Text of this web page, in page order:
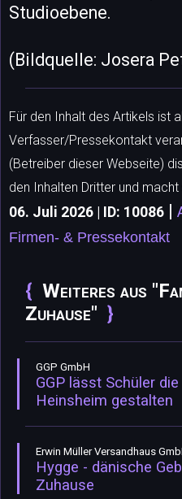
Studioebene.
(Bildquelle: Josera
Für den Inhalt des Artikels ist
Verfasser/Pressekontakt
(Betreiber dieser Webseite)
den Inhalten Dritter und
06. Juli 2026 | ID: 10086 |
Firmen- & Pressekontakt
Weiteres aus
Zuhause"
GGP GmbH
GGP lässt Schüler
Heinsheim gestalten
Erwin Müller Versandhaus
Hygge - dänische
Zuhause